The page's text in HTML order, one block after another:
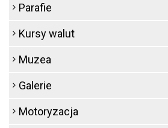
Parafie
Kursy walut
Muzea
Galerie
Motoryzacja